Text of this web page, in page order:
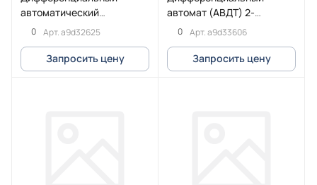
автоматический
выключатель 6KA 25A C
30MA A
0 Арт.a9d32625
Запросить цену
автомат (АВДТ) 2-
полюсный (1P+N) 6А 30мА
(C) Asi
0 Арт.a9d33606
Запросить цену